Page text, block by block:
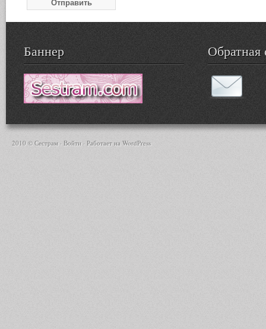
Баннер Обратная
2010 © Сестрам · Войти · Работает на WordPress